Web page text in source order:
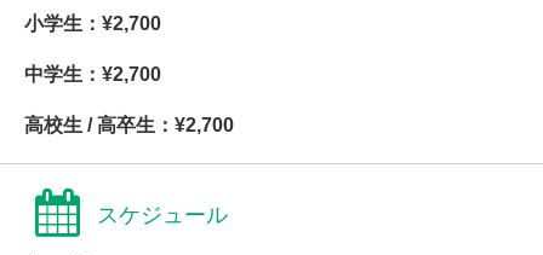
小学生：¥2,700
中学生：¥2,700
高校生 / 高卒生：¥2,700
スケジュール